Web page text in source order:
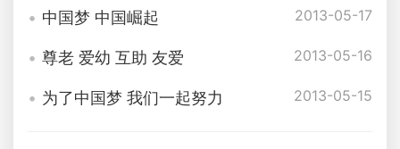
中国梦 中国崛起 2013-05-17
尊老 爱幼 互助 友爱 2013-05-16
为了中国梦 我们一起努力 2013-05-15